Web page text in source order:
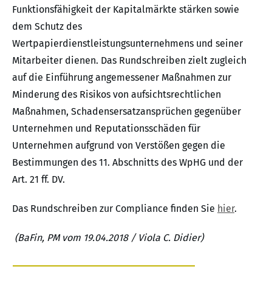
Funktionsfähigkeit der Kapitalmärkte stärken sowie
dem Schutz des
Wertpapierdienstleistungsunternehmens und seiner
Mitarbeiter dienen. Das Rundschreiben zielt zugleich
auf die Einführung angemessener Maßnahmen zur
Minderung des Risikos von aufsichtsrechtlichen
Maßnahmen, Schadensersatzansprüchen gegenüber
Unternehmen und Reputationsschäden für
Unternehmen aufgrund von Verstößen gegen die
Bestimmungen des 11. Abschnitts des WpHG und der
Art. 21 ff. DV.
Das Rundschreiben zur Compliance finden Sie hier.
(BaFin, PM vom 19.04.2018 / Viola C. Didier)